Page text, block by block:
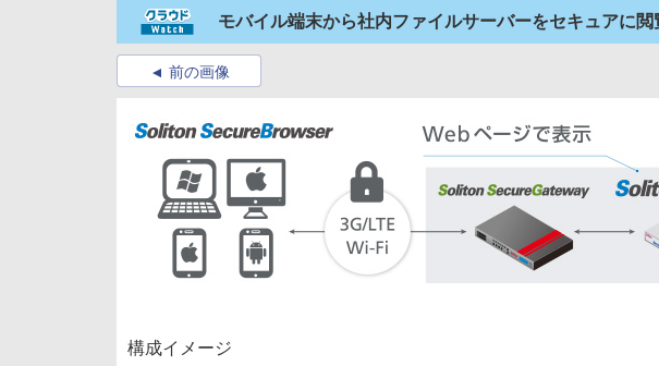
モバイル端末から社内ファイルサーバーをセキュアに
前の画像
構成イメージ